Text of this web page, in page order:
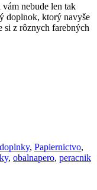
nebude len tak
doplnok, ktorý navyše
si z rôznych farebných
, Papiernictvo,
, obalnapero, peracnik